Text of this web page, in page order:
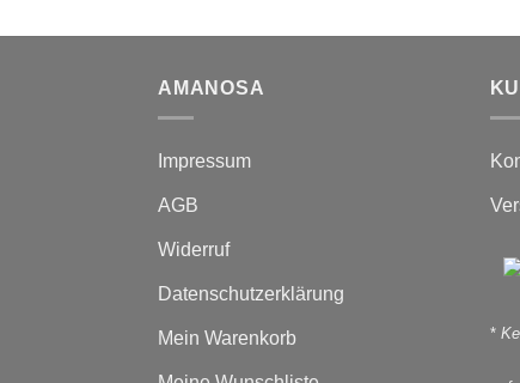
AMANOSA
Impressum
AGB
Widerruf
Datenschutzerklärung
Mein Warenkorb *